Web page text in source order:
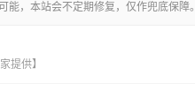
能，本站会不定期修复，仅作兜底保障。
提供】